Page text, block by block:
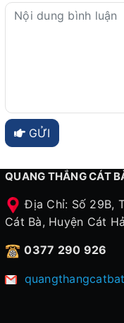
GỬI
QUANG THẮNG CÁT
Địa Chỉ: Số 29B,
Cát Bà, Huyện Cát
0377 290 926